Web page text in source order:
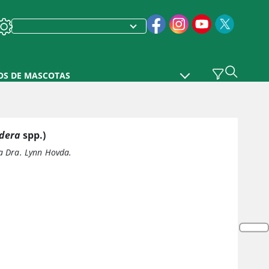
DE MASCOTAS
spp.)
Dra. Lynn Hovda.